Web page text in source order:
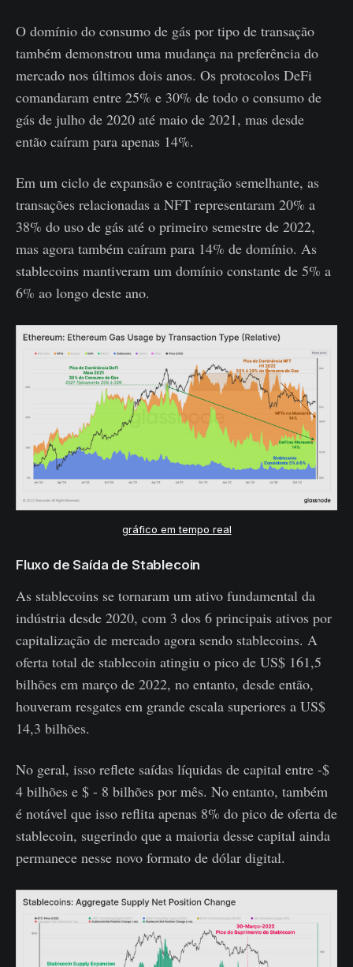
O domínio do consumo de gás por tipo de transação
também demonstrou uma mudança na preferência do
mercado nos últimos dois anos. Os protocolos DeFi
comandaram entre 25% e 30% de todo o consumo de
gás de julho de 2020 até maio de 2021, mas desde
então caíram para apenas 14%.
Em um ciclo de expansão e contração semelhante, as
transações relacionadas a NFT representaram 20% a
38% do uso de gás até o primeiro semestre de 2022,
mas agora também caíram para 14% de domínio. As
stablecoins mantiveram um domínio constante de 5% a
6% ao longo deste ano.
gráfico em tempo real
Fluxo de Saída de Stablecoin
As stablecoins se tornaram um ativo fundamental da
indústria desde 2020, com 3 dos 6 principais ativos por
capitalização de mercado agora sendo stablecoins. A
oferta total de stablecoin atingiu o pico de US$ 161,5
bilhões em março de 2022, no entanto, desde então,
houveram resgates em grande escala superiores a US$
14,3 bilhões.
No geral, isso reflete saídas líquidas de capital entre -$
4 bilhões e $ - 8 bilhões por mês. No entanto, também
é notável que isso reflita apenas 8% do pico de oferta de
stablecoin, sugerindo que a maioria desse capital ainda
permanece nesse novo formato de dólar digital.